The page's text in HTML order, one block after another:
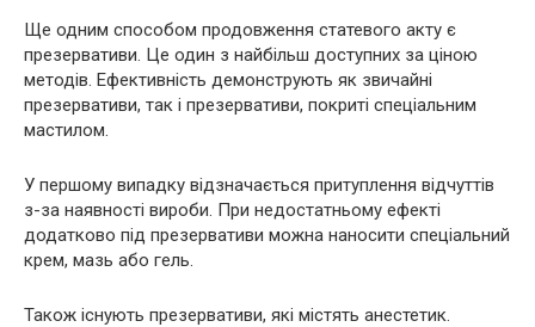
Ще одним способом продовження статевого акту є
презервативи. Це один з найбільш доступних за ціною
методів. Ефективність демонструють як звичайні
презервативи, так і презервативи, покриті спеціальним
мастилом.
У першому випадку відзначається притуплення відчуттів
з-за наявності вироби. При недостатньому ефекті
додатково під презервативи можна наносити спеціальний
крем, мазь або гель.
Також існують презервативи, які містять анестетик.